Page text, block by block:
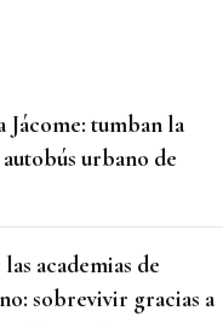
Jácome: tumban la
urbano de
academias de
sobrevivir gracias a